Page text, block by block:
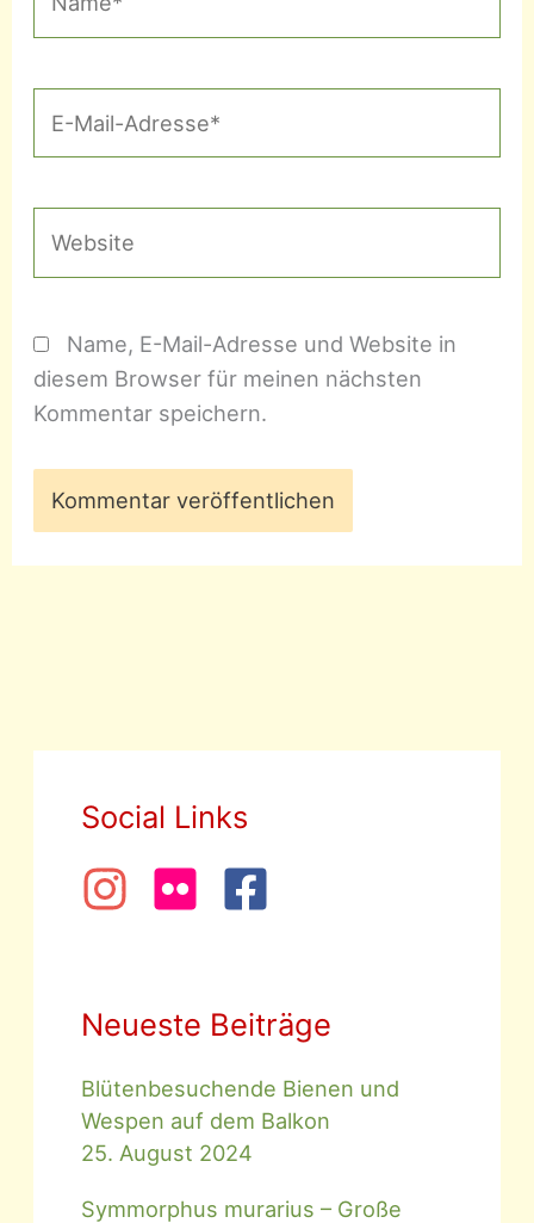
Mail-
Name, E-Mail-Adresse und Website in
diesem Browser für meinen nächsten
Kommentar speichern.
Social Links
Neueste Beiträge
Blütenbesuchende Bienen und
Wespen auf dem Balkon
25. August 2024
Symmorphus murarius – Große